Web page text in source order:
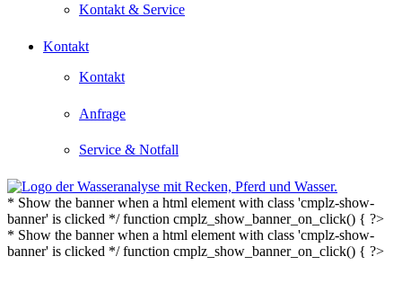
Kontakt & Service
Kontakt
Kontakt
Anfrage
Service & Notfall
* Show the banner when a html element with class 'cmplz-show-
banner' is clicked */ function cmplz_show_banner_on_click() { ?>
* Show the banner when a html element with class 'cmplz-show-
banner' is clicked */ function cmplz_show_banner_on_click() { ?>